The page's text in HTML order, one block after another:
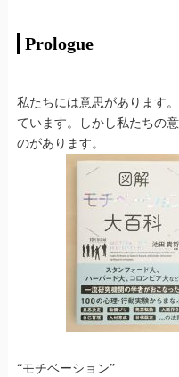
Prologue
私たちには意思があります
ています。しかし私たちの
のがあります。
“モチベーション”